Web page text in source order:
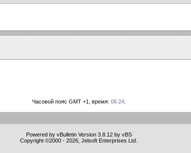
Часовой пояс GMT +1, время: 06:24.
Powered by vBulletin Version 3.8.12 by vBS
Copyright ©2000 - 2026, Jelsoft Enterprises Ltd.